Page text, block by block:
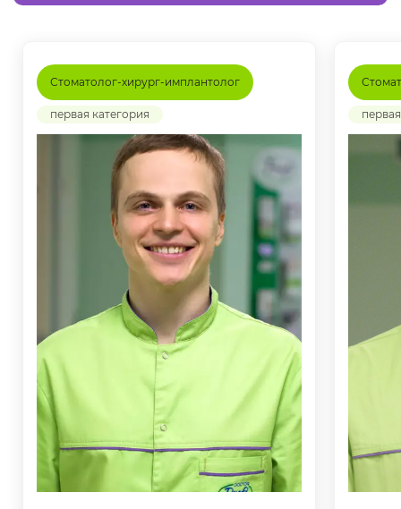
Стоматолог-хирург-имплантолог
первая категория